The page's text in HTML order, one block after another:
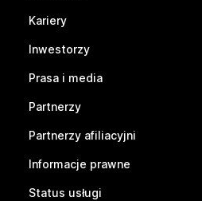
Kariery
Inwestorzy
Prasa i media
Partnerzy
Partnerzy afiliacyjni
Informacje prawne
Status usługi